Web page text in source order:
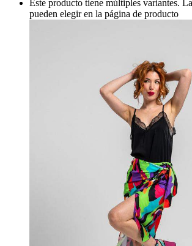
Este producto tiene múltiples variantes.
pueden elegir en la página de producto